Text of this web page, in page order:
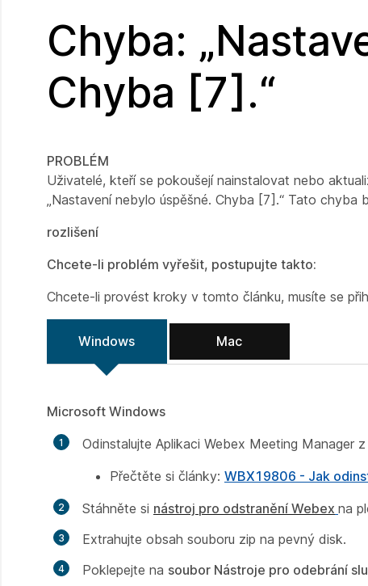
Chyba:
Chyba [7].“
PROBLÉM
Uživatelé, kteří se pokoušejí nainstalovat nebo
„Nastavení nebylo úspěšné. Chyba [7].“ Tato chyba
rozlišení
Chcete-li problém vyřešit, postupujte takto:
Chcete-li provést kroky v tomto článku, musíte se
Windows Mac
Microsoft Windows
Odinstalujte Aplikaci Webex Meeting Manager
Přečtěte si články: WBX19806 - Jak
Stáhněte si nástroj pro odstranění Webex na
Extrahujte obsah souboru zip na pevný disk.
Poklepejte na soubor Nástroje pro odebrání